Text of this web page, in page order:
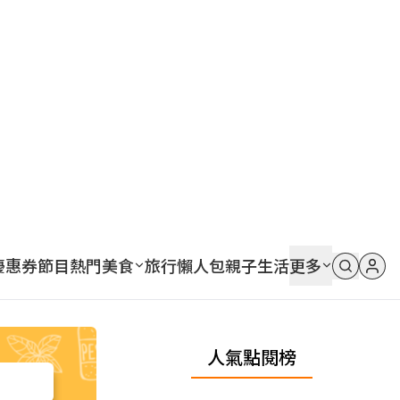
惠券節目熱門美食 旅行懶人包親子生活更多
人氣點閱榜